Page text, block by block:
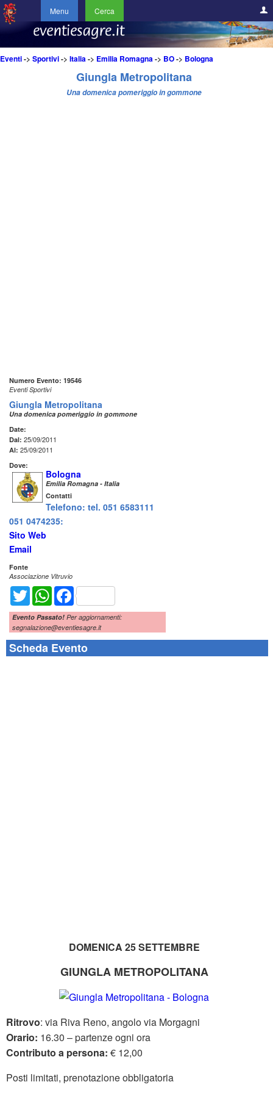
Menu Cerca
Eventi-> Sportivi-> Italia-> Emilia Romagna-> BO-> Bologna
Giungla Metropolitana
Una domenica pomeriggio in gommone
Numero Evento: 19546
Eventi Sportivi
Giungla Metropolitana
Una domenica pomeriggio in gommone
Date:
Dal: 25/09/2011
Al: 25/09/2011
Dove:
Bologna
Emilia Romagna - Italia
Contatti
Telefono: tel. 051 6583111
051 0474235:
Sito Web
Email
Fonte
Associazione Vitruvio
Twitter WhatsAppFacebook
Evento Passato! Per aggiornamenti:
segnalazione@eventiesagre.it
Scheda Evento
DOMENICA 25 SETTEMBRE
GIUNGLA METROPOLITANA
Ritrovo: via Riva Reno, angolo via Morgagni
Orario: 16.30 – partenze ogni ora
Contributo a persona: € 12,00
Posti limitati, prenotazione obbligatoria